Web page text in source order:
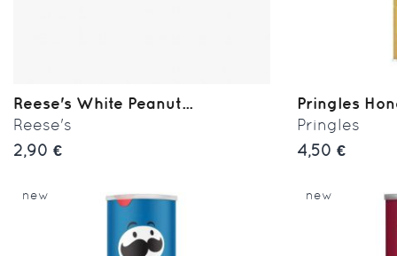
Reese's White Peanut...
Reese's
2,90 €
Pringles
Pringles
4,50 €
new new